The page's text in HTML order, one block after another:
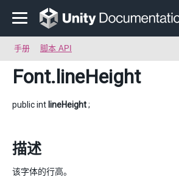
手册 脚本 API
Font.lineHeight
public int lineHeight;
描述
该字体的行高。